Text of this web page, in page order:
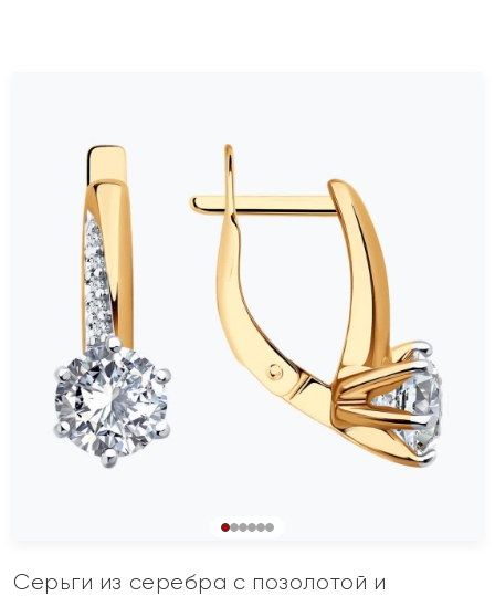
Серьги из серебра с позолотой и